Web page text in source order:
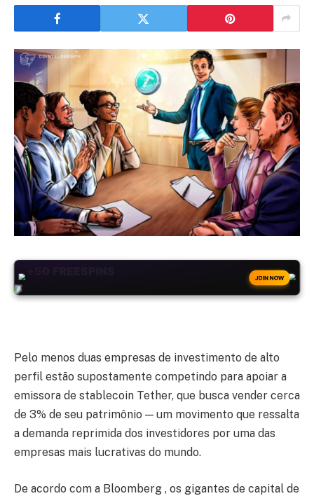
JOIN NOW
Pelo menos duas empresas de investimento de alto
perfil estão supostamente competindo para apoiar a
emissora de stablecoin Tether, que busca vender cerca
de 3% de seu patrimônio — um movimento que ressalta
a demanda reprimida dos investidores por uma das
empresas mais lucrativas do mundo.
De acordo com a Bloomberg , os gigantes de capital de